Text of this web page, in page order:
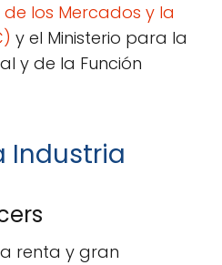
los Mercados y la
y el Ministerio para la
y de la Función
Industria
renta y gran